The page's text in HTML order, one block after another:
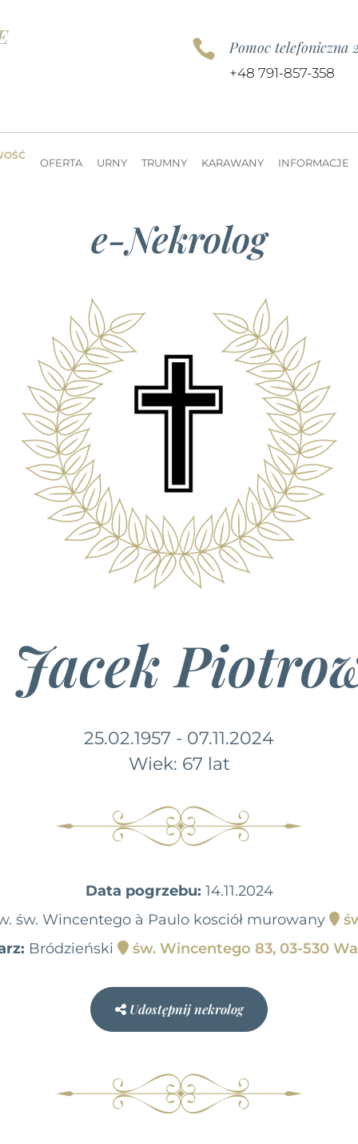
 Pomoc telefoniczna
+48 791-857-358
OFERTA URNY TRUMNY KARAWANY INFORMACJE
e-Nekrolog
Jacek
25.02.1957 - 07.11.2024
Wiek: 67 lat
Data pogrzebu: 14.11.2024
św. Wincentego à Paulo kosciół murowany
Bródzieński św. Wincentego 83, 03-530
Udostępnij nekrolog